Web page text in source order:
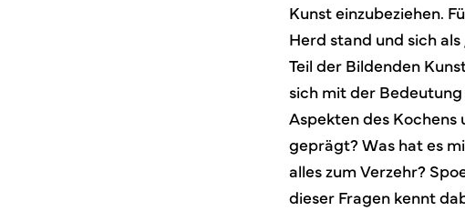
Kunst einzubeziehen.
Herd stand und sich
Teil der Bildenden
sich mit der
Aspekten des Kochens
geprägt? Was hat es
alles zum Verzehr?
dieser Fragen kennt